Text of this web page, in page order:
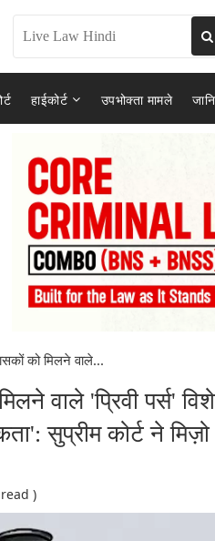
हाईकोर्ट उपभोक्ता मामले
को मिलने वाले...
वाले 'प्रिवी पर्स'
सुप्रीम कोर्ट ने
)